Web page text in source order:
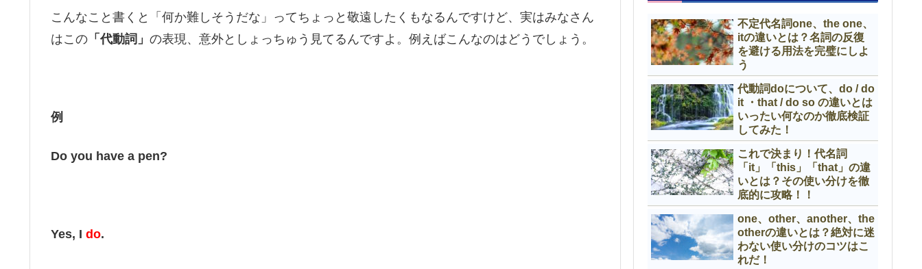
こんなこと書くと「何か難しそうだな」ってちょっと敬遠したくもなるんですけど、実はみなさん
はこの 「代動詞」 の表現、意外としょっちゅう見てるんですよ。例えばこんなのはどうでしょう。
例
Do you have a pen?
Yes, I do.
不定代名詞one、the one、
itの違いとは？名詞の反復
を避ける用法を完璧にしよ
う
代動詞doについて、do / do
it ・that / do so の違いとは
いったい何なのか徹底検証
してみた！
これで決まり！代名詞
「it」「this」「that」の違
いとは？その使い分けを徹
底的に攻略！！
one、other、another、the
otherの違いとは？絶対に迷
わない使い分けのコツはこ
れだ！